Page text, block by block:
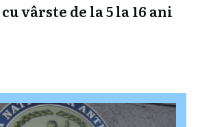
vârste de la 5 la 16 ani